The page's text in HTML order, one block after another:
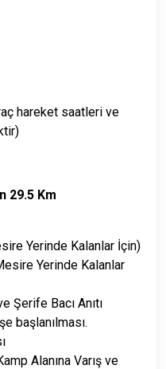
hareket saatleri ve
29.5 Km
Yerinde Kalanlar İçin)
Yerinde Kalanlar
Şerife Bacı Anıtı
başlanılması.
Alanına Varış ve